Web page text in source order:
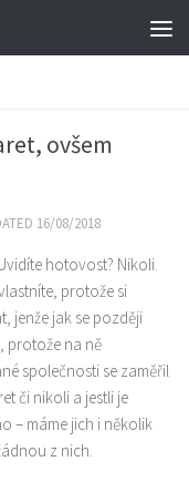
ovšem
16/08/2018
hotovost? Nikoli.
protože si
jenže jak se později
protože na ně
společnosti se zaměřil
či nikoli a jestli je
– máme jich i několik
z nich.